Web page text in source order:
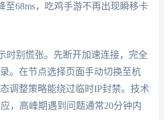
至68ms，吃鸡手游不再出现瞬移卡
时别慌张。先断开加速连接，完全
。在节点选择页面手动切换至杭
调整策略能绕过临时IP封禁。技术
，高峰期遇到问题通常20分钟内